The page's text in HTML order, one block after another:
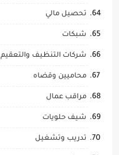
تحصيل مالي
شبكات
شركات التنظيف والتعقيم
محاميين وقضاه
مراقب عمال
شيف حلويات
تدريب وتشغيل